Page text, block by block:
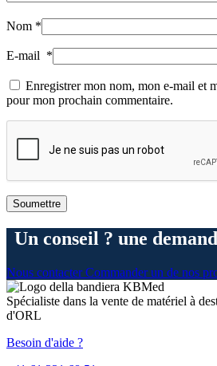
Nom *
E-mail *
Enregistrer mon nom, mon e-mail et
pour mon prochain commentaire.
Un conseil ? une
Nous contacter Commander un de nos
Spécialiste dans la vente de matériel à
d'ORL
Besoin d'aide ?